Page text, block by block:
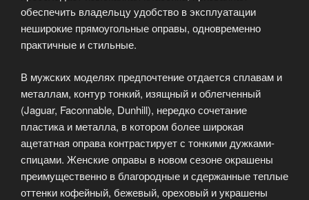
обеспечить владельцу удобство в эксплуатации
неширокие прямоугольные оправы, одновременно
практичные и стильные.
В мужских моделях предпочтение отдается сплавам и
металлам, контур тонкий, изящный и облегченный
(Jaguar, Faconnable, Dunhill), нередко сочетание
пластика и металла, в котором более широкая
ацетатная оправа контрастирует с тонкими дужками-
спицами. Женские оправы в новом сезоне окрашены
преимущественно в благородные и сдержанные теплые
оттенки кофейный, бежевый, ореховый и украшены